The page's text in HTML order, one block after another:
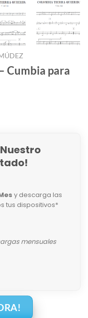
Cumbia para
y descarga las
tus dispositivos*
mensuales